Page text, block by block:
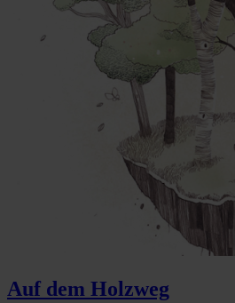
Auf dem Holzweg